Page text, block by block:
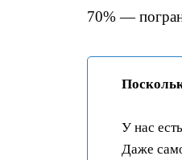
70% —
У нас
Даже